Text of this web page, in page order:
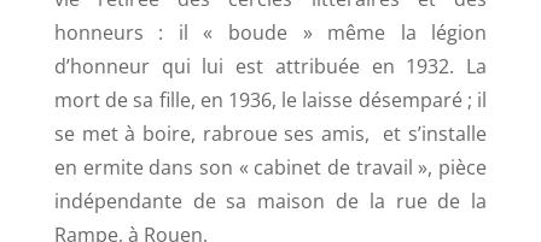
honneurs : il « boude » même la légion
d’honneur qui lui est attribuée en 1932. La
mort de sa fille, en 1936, le laisse désemparé ; il
se met à boire, rabroue ses amis, et s’installe
en ermite dans son « cabinet de travail », pièce
indépendante de sa maison de la rue de la
Rampe, à Rouen.